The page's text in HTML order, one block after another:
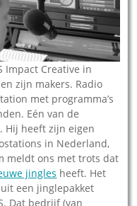
Impact Creative in
en zijn makers. Radio
met programma’s
Eén van de
Hij heeft zijn eigen
in Nederland,
meldt ons met trots dat
jingles heeft. Het
een jinglepakket
Dat bedrijf (van